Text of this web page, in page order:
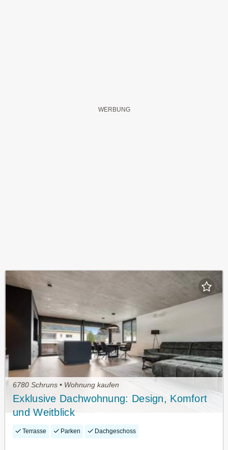
6780 Schruns • Wohnung kaufen
Exklusive Dachwohnung: Design, Komfort
und Weitblick
Terrasse Parken Dachgeschoss